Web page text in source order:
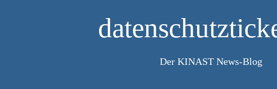
Der KINAST News-Blog